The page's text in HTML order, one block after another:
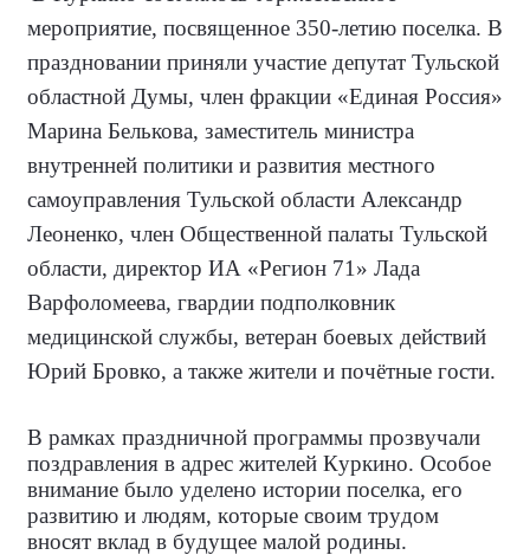
мероприятие, посвященное 350-летию поселка. В
праздновании приняли участие депутат Тульской
областной Думы, член фракции «Единая Россия»
Марина Белькова, заместитель министра
внутренней политики и развития местного
самоуправления Тульской области Александр
Леоненко, член Общественной палаты Тульской
области, директор ИА «Регион 71» Лада
Варфоломеева, гвардии подполковник
медицинской службы, ветеран боевых действий
Юрий Бровко, а также жители и почётные гости.
В рамках праздничной программы прозвучали
поздравления в адрес жителей Куркино. Особое
внимание было уделено истории поселка, его
развитию и людям, которые своим трудом
вносят вклад в будущее малой родины.